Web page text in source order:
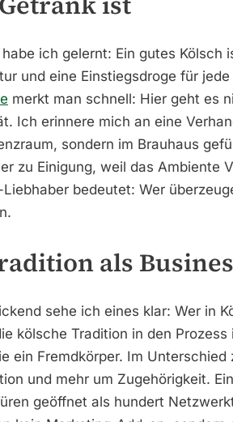
habe ich gelernt: Ein gutes Kölsch
und eine Einstiegsdroge für
merkt man schnell: Hier geht es
Ich erinnere mich an eine
sondern im Brauhaus
zu Einigung, weil das Ambiente
Liebhaber bedeutet: Wer
als
sehe ich eines klar: Wer in
kölsche Tradition in den
ein Fremdkörper. Im
und mehr um Zugehörigkeit.
geöffnet als hundert